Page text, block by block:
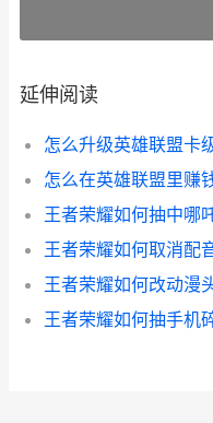
延伸阅读
王者荣耀如何抽手机